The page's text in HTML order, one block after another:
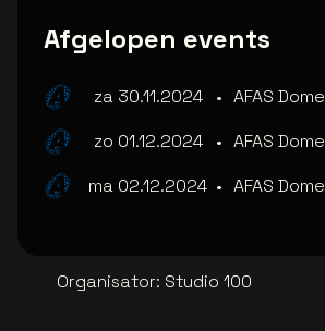
Afgelopen events
za 30.11.2024 • AFAS Dome
zo 01.12.2024
• AFAS Dome
ma 02.12.2024 • AFAS Dome
Organisator: Studio 100